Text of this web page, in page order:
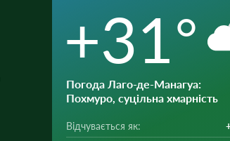
+31°
Погода Лаго-де-Манагуа:
Похмуро, суцільна хмарність
Відчувається як: